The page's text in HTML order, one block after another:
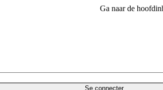
Ga naar de
Se connecter